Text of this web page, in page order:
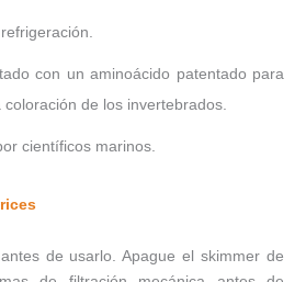
con un aminoácido patentado para
de los invertebrados.
científicos marinos.
de usarlo. Apague el skimmer de